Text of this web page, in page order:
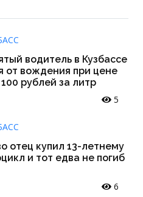
водитель в Кузбассе
от вождения при цене
рублей за литр
5
отец купил 13-летнему
и тот едва не погиб
6